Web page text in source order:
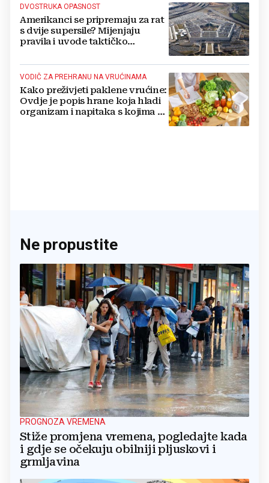
DVOSTRUKA OPASNOST
Amerikanci se pripremaju za rat
s dvije supersile? Mijenjaju
pravila i uvode taktičko
VODIČ ZA PREHRANU NA VRUĆINAMA
Kako preživjeti paklene vrućine:
Ovdje je popis hrane koja hladi
organizam i napitaka s kojima si
Ne propustite
PROGNOZA VREMENA
Stiže promjena vremena, pogledajte kada
i gdje se očekuju obilniji pljuskovi i
grmljavina